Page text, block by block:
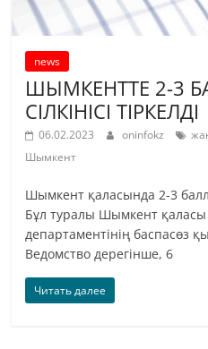
news
ШЫМКЕНТТЕ 2-3
СІЛКІНІСІ ТІРКЕЛДІ
06.02.2023 oninfokz
Шымкент
Шымкент қаласында 2-3
Бұл туралы Шымкент
департаментінің баспасөз
Ведомство дерегінше, 6
Читать далее